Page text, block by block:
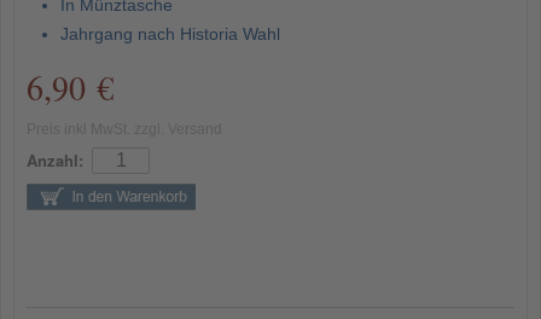
In Münztasche
Jahrgang nach Historia Wahl
6,90 €
Anzahl: